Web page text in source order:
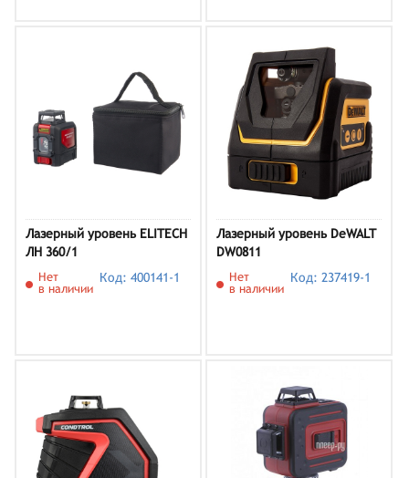
Лазерный уровень ELITECH
ЛН 360/1
Нет
в наличии
Код: 400141-1
Лазерный уровень DeWALT
DW0811
Нет
в наличии
Код: 237419-1